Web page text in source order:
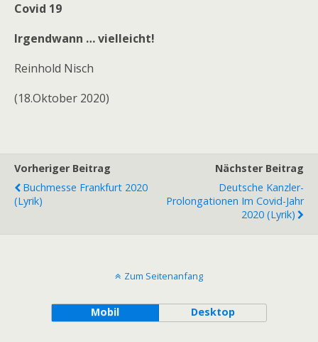
Covid 19
Irgendwann … vielleicht!
Reinhold Nisch
(18.Oktober 2020)
Vorheriger Beitrag
Buchmesse Frankfurt 2020
(Lyrik)
Nächster Beitrag
Deutsche Kanzler-
Prolongationen Im Covid-Jahr
2020 (Lyrik)
Zum Seitenanfang
Mobil Desktop